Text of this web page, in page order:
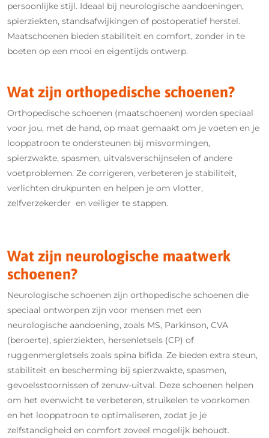
persoonlijke stijl. Ideaal bij neurologische aandoeningen,
spierziekten, standsafwijkingen of postoperatief herstel.
Maatschoenen bieden stabiliteit en comfort, zonder in te
boeten op een mooi en eigentijds ontwerp.
Wat zijn orthopedische schoenen?
Orthopedische schoenen (maatschoenen) worden speciaal
voor jou, met de hand, op maat gemaakt om je voeten en je
looppatroon te ondersteunen bij misvormingen,
spierzwakte, spasmen, uitvalsverschijnselen of andere
voetproblemen. Ze corrigeren, verbeteren je stabiliteit,
verlichten drukpunten en helpen je om vlotter,
zelfverzekerder en veiliger te stappen.
Wat zijn neurologische maatwerk
schoenen?
Neurologische schoenen zijn orthopedische schoenen die
speciaal ontworpen zijn voor mensen met een
neurologische aandoening, zoals MS, Parkinson, CVA
(beroerte), spierziekten, hersenletsels (CP) of
ruggenmergletsels zoals spina bifida. Ze bieden extra steun,
stabiliteit en bescherming bij spierzwakte, spasmen,
gevoelsstoornissen of zenuw-uitval. Deze schoenen helpen
om het evenwicht te verbeteren, struikelen te voorkomen
en het looppatroon te optimaliseren, zodat je je
zelfstandigheid en comfort zoveel mogelijk behoudt.